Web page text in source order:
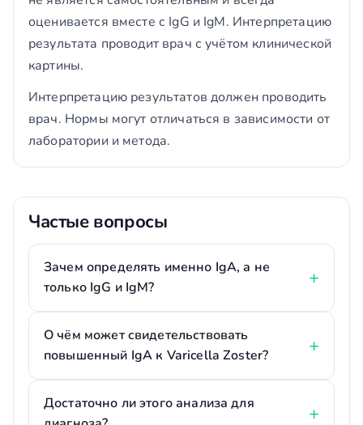
оценивается вместе с IgG и IgM. Интерпретацию
результата проводит врач с учётом клинической
картины.
Интерпретацию результатов должен проводить
врач. Нормы могут отличаться в зависимости от
лаборатории и метода.
Частые вопросы
Зачем определять именно IgA, а не
только IgG и IgM?
О чём может свидетельствовать
повышенный IgA к Varicella Zoster?
Достаточно ли этого анализа для